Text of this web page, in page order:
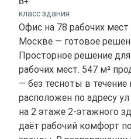
класс здания
Офис на 78 рабочих
Москве — готовое
Просторное решение
рабочих мест. 547 м²
— без тесноты в течение
расположен по адресу
на 2 этаже 2-этажного
даёт рабочий комфорт